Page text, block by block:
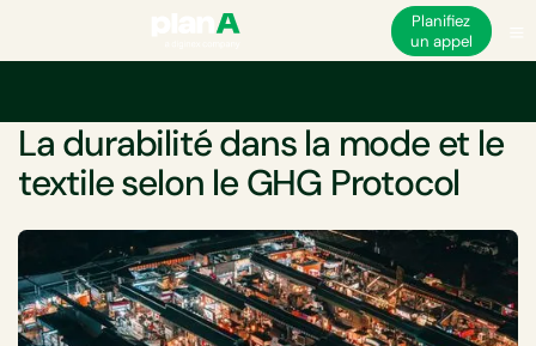
Planifiez
un appel
La durabilité dans la mode et le
textile selon le GHG Protocol